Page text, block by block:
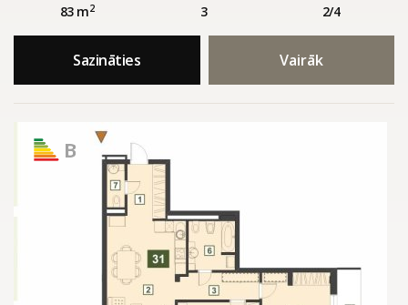
83 m2 3 2/4
Sazināties Vairāk
B